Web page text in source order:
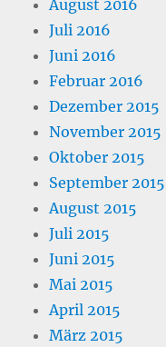
August 2016
Juli 2016
Juni 2016
Februar 2016
Dezember 2015
November 2015
Oktober 2015
September 2015
August 2015
Juli 2015
Juni 2015
Mai 2015
April 2015
März 2015